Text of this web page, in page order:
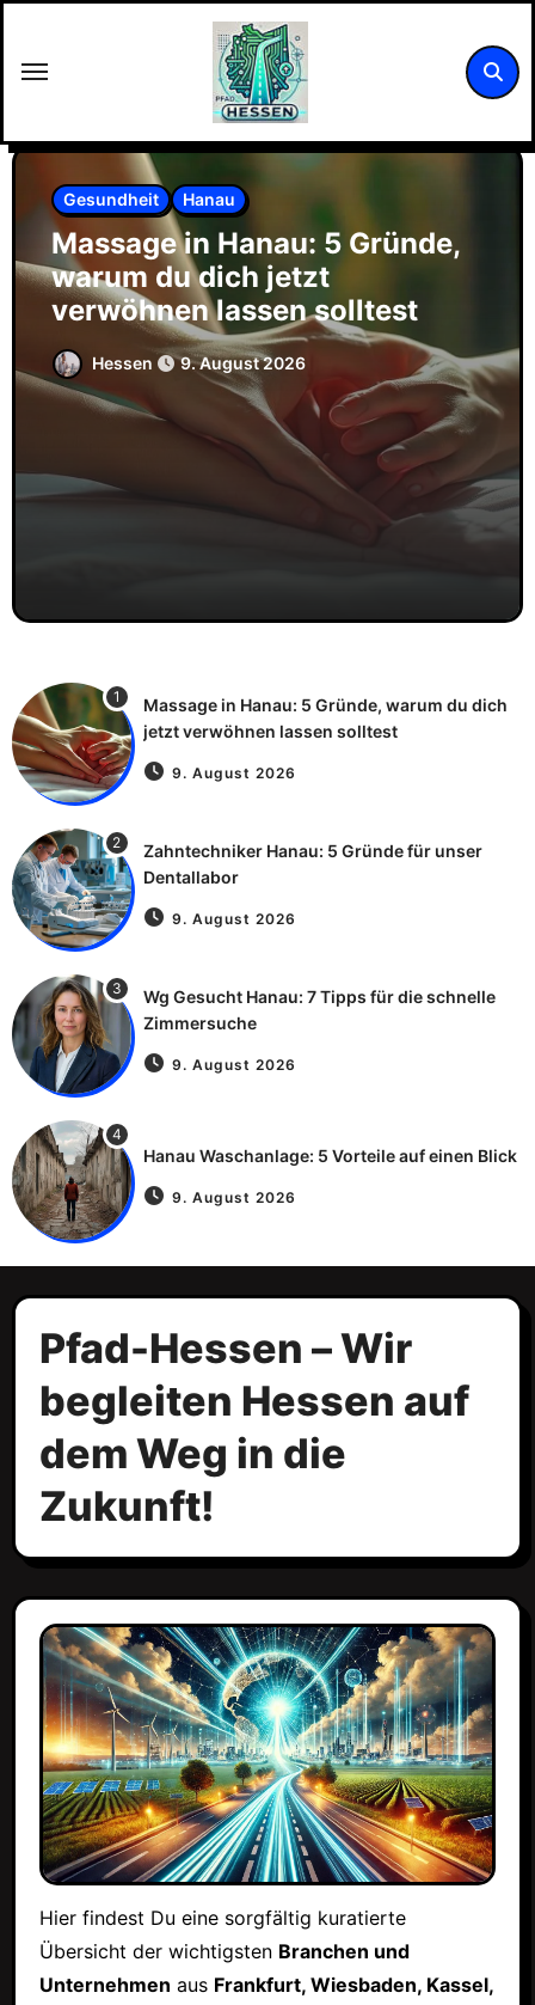
springen
Gesundheit Hanau
Massage in Hanau: 5 Gründe,
warum du dich jetzt
verwöhnen lassen solltest
Hessen 9. August 2026
1
Massage in Hanau: 5 Gründe, warum du dich
jetzt verwöhnen lassen solltest
9. August 2026
2
Zahntechniker Hanau: 5 Gründe für unser
Dentallabor
9. August 2026
3
Wg Gesucht Hanau: 7 Tipps für die schnelle
Zimmersuche
9. August 2026
4
Hanau Waschanlage: 5 Vorteile auf einen Blick
9. August 2026
Pfad-Hessen – Wir
begleiten Hessen auf
dem Weg in die
Zukunft!
Hier findest Du eine sorgfältig kuratierte
Übersicht der wichtigsten Branchen und
Unternehmen aus Frankfurt, Wiesbaden, Kassel,